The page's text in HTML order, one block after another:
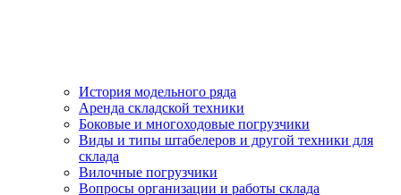
История модельного ряда
Аренда складской техники
Боковые и многоходовые погрузчики
Виды и типы штабелеров и другой техники для
склада
Вилочные погрузчики
Вопросы организации и работы склада